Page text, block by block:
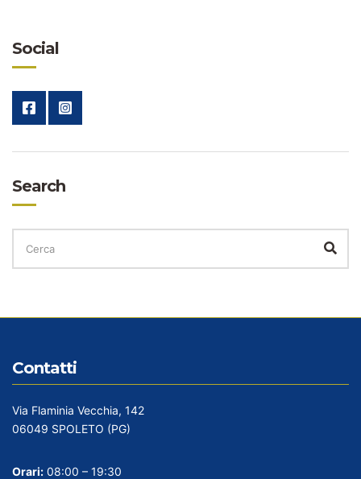
Social
Search
CERCA
PER:
Contatti
Via Flaminia Vecchia, 142
06049 SPOLETO (PG)
Orari: 08:00 – 19:30